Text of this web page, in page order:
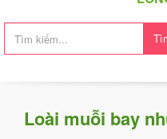
Loài muỗi bay